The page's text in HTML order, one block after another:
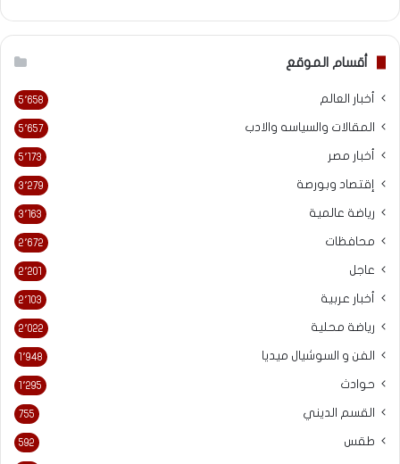
أقسام الموقع
أخبار العالم 5٬658
المقالات والسياسه والادب 5٬657
أخبار مصر 5٬173
إقتصاد وبورصة 3٬279
رياضة عالمية 3٬163
محافظات 2٬672
عاجل 2٬201
أخبار عربية 2٬103
رياضة محلية 2٬022
الفن و السوشيال ميديا 1٬948
حوادث 1٬295
القسم الديني 755
طقس 592